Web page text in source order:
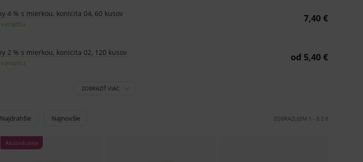
Najdrahšie Najnovšie ZOBRAZUJEM 1 - 8 Z 8
Akciová cena